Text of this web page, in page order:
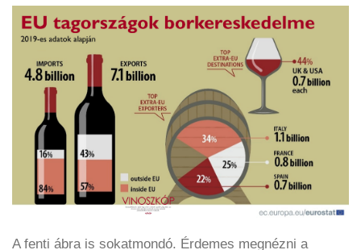
A fenti ábra is sokatmondó. Érdemes megnézni a